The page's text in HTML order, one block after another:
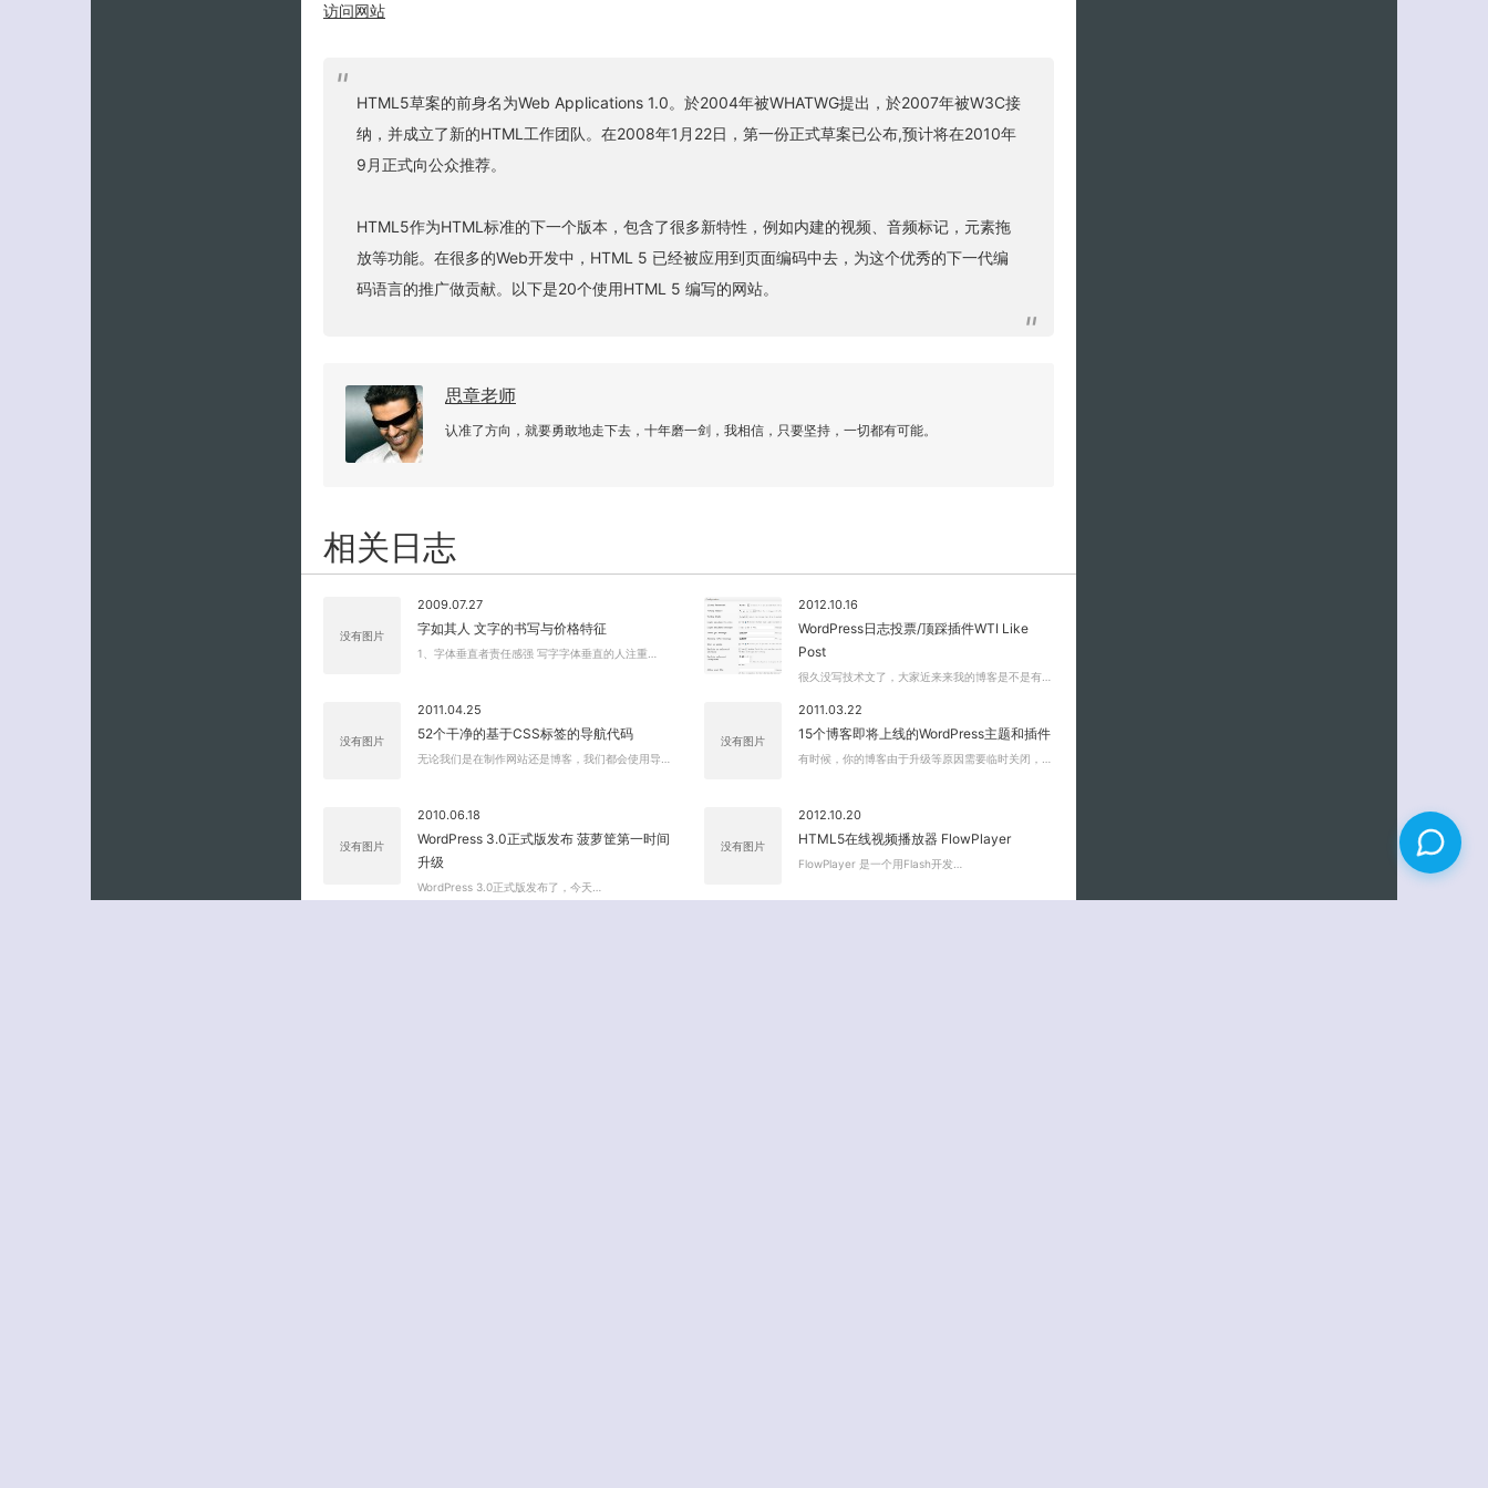
访问网站
HTML5草案的前身名为Web Applications 1.0。於2004年被WHATWG提出，於2007年被W3C接
纳，并成立了新的HTML工作团队。在2008年1月22日，第一份正式草案已公布,预计将在2010年
9月正式向公众推荐。
HTML5作为HTML标准的下一个版本，包含了很多新特性，例如内建的视频、音频标记，元素拖
放等功能。在很多的Web开发中，HTML 5 已经被应用到页面编码中去，为这个优秀的下一代编
码语言的推广做贡献。以下是20个使用HTML 5 编写的网站。
思章老师
认准了方向，就要勇敢地走下去，十年磨一剑，我相信，只要坚持，一切都有可能。
相关日志
没有图片
2009.07.27
字如其人 文字的书写与价格特征
1、字体垂直者责任感强 写字字体垂直的人注重…
2012.10.16
WordPress日志投票/顶踩插件WTI Like
Post
很久没写技术文了，大家近来来我的博客是不是有…
没有图片
2011.04.25
52个干净的基于CSS标签的导航代码
无论我们是在制作网站还是博客，我们都会使用导…
没有图片
2011.03.22
15个博客即将上线的WordPress主题和插件
有时候，你的博客由于升级等原因需要临时关闭，…
没有图片
2010.06.18
WordPress 3.0正式版发布 菠萝筐第一时间
升级
WordPress 3.0正式版发布了，今天…
没有图片
2012.10.20
HTML5在线视频播放器 FlowPlayer
FlowPlayer 是一个用Flash开发…